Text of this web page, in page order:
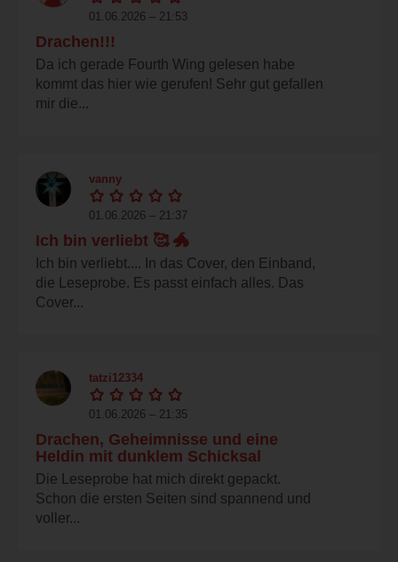
01.06.2026 – 21:53
Drachen!!!
Da ich gerade Fourth Wing gelesen habe
kommt das hier wie gerufen! Sehr gut gefallen
mir die...
vanny
01.06.2026 – 21:37
Ich bin verliebt 🥰 🐲
Ich bin verliebt.... In das Cover, den Einband,
die Leseprobe. Es passt einfach alles. Das
Cover...
tatzi12334
01.06.2026 – 21:35
Drachen, Geheimnisse und eine
Heldin mit dunklem Schicksal
Die Leseprobe hat mich direkt gepackt.
Schon die ersten Seiten sind spannend und
voller...